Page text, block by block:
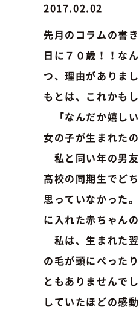
2017.02.02
先月のコラムの書
日に７０歳！！な
つ、理由がありま
もとは、これかも
「なんだか嬉し
女の子が生まれたの
私と同い年の男
高校の同期生でど
思っていなかった
に入れた赤ちゃん
私は、生まれた
の毛が頭にぺった
ともありませんで
していたほどの感